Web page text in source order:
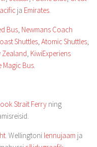
ja Emirates.
Bus, Newmans Coach
Shuttles, Atomic Shuttles,
Zealand, KiwiExperiens
Magic Bus.
Strait Ferry ning
. Wellingtoni lennujaam ja